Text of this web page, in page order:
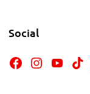
Social